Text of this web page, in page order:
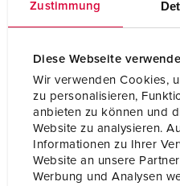
Zustimmung
Diese Webseite
Wir verwenden Cookies,
zu personalisieren,
anbieten zu können und
Website zu analysieren.
Informationen zu Ihrer
Website an unsere
Werbung und Analysen